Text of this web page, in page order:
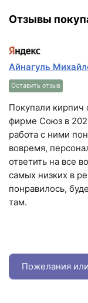
Отзывы
Айнагуль
Оставить отзыв
Покупали
фирме Союз в
работа с ними
вовремя,
ответить на все
самых низких в
понравилось,
там.
Пожелания